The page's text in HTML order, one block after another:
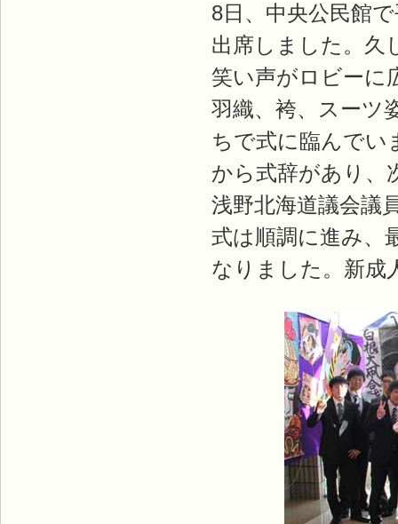
8日、中央公民館
出席しました。久
笑い声がロビーに
羽織、袴、スーツ
ちで式に臨んでい
から式辞があり、
浅野北海道議会議
式は順調に進み、
なりました。新成